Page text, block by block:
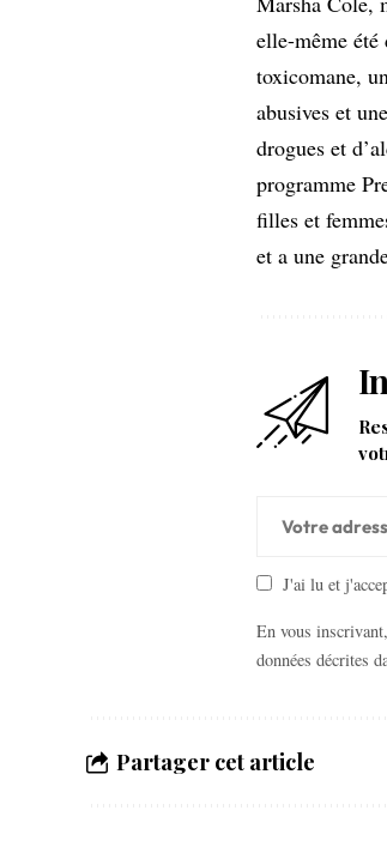
elle-même été
toxicomane,
abusives et
drogues et
programme
filles et
et a une
J'ai lu et
En vous
données décrites
Partager cet article